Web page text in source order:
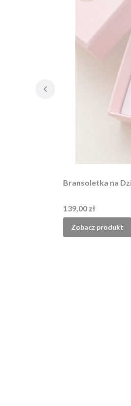
Bransoletka na
Cena
139,00 zł
Zobacz produkt